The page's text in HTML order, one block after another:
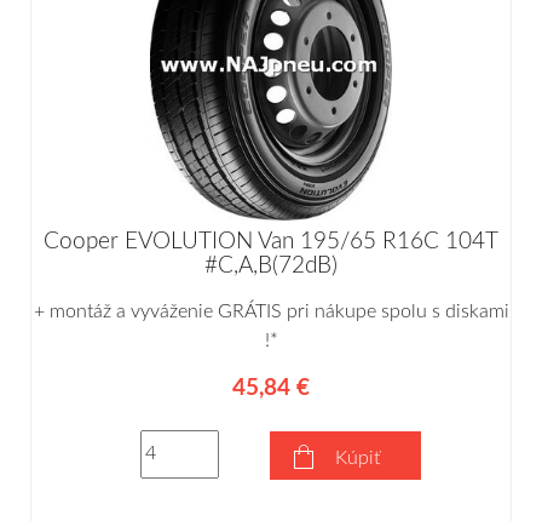
Cooper EVOLUTION Van 195/65 R16C 104T
#C,A,B(72dB)
+ montáž a vyváženie GRÁTIS pri nákupe spolu s diskami
!*
45,84 €
Kúpiť